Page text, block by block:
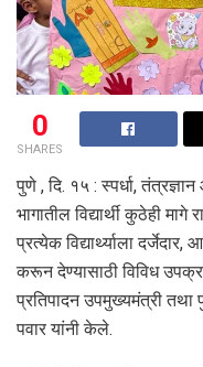
0
SHARES
पुणे , दि. १५ : स्पर्धा,
भागातील विद्यार्थी कुठेही
प्रत्येक विद्यार्थ्याला
करून देण्यासाठी विविध
प्रतिपादन उपमुख्यमंत्री तथा
पवार यांनी केले.